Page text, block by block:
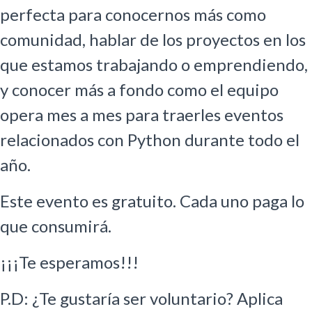
perfecta para conocernos más como
comunidad, hablar de los proyectos en los
que estamos trabajando o emprendiendo,
y conocer más a fondo como el equipo
opera mes a mes para traerles eventos
relacionados con Python durante todo el
año.
Este evento es gratuito. Cada uno paga lo
que consumirá.
¡¡¡Te esperamos!!!
P.D: ¿Te gustaría ser voluntario? Aplica